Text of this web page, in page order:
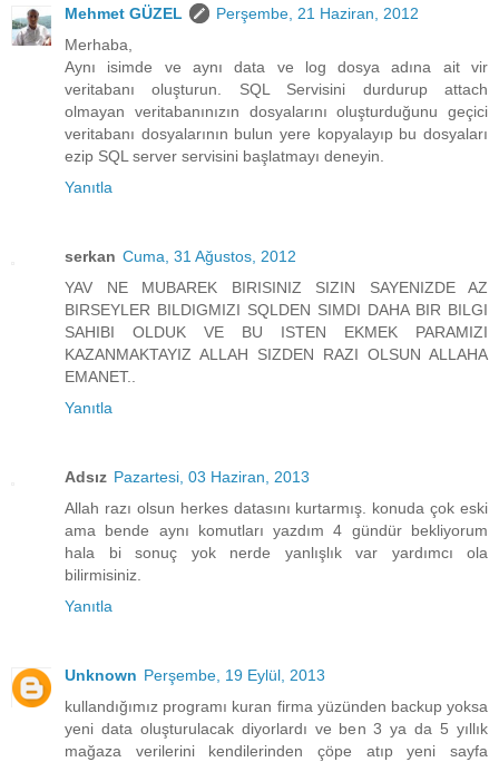
Mehmet GÜZEL
Perşembe, 21 Haziran, 2012
Merhaba,
Aynı isimde ve aynı data ve log dosya adına ait vir
veritabanı oluşturun. SQL Servisini durdurup attach
olmayan veritabanınızın dosyalarını oluşturduğunu geçici
veritabanı dosyalarının bulun yere kopyalayıp bu dosyaları
ezip SQL server servisini başlatmayı deneyin.
Yanıtla
serkan Cuma, 31 Ağustos, 2012
YAV NE MUBAREK BIRISINIZ SIZIN SAYENIZDE AZ
BIRSEYLER BILDIGMIZI SQLDEN SIMDI DAHA BIR BILGI
SAHIBI OLDUK VE BU ISTEN EKMEK PARAMIZI
KAZANMAKTAYIZ ALLAH SIZDEN RAZI OLSUN ALLAHA
EMANET..
Yanıtla
Adsız Pazartesi, 03 Haziran, 2013
Allah razı olsun herkes datasını kurtarmış. konuda çok eski
ama bende aynı komutları yazdım 4 gündür bekliyorum
hala bi sonuç yok nerde yanlışlık var yardımcı ola
bilirmisiniz.
Yanıtla
Unknown Perşembe, 19 Eylül, 2013
kullandığımız programı kuran firma yüzünden backup yoksa
yeni data oluşturulacak diyorlardı ve ben 3 ya da 5 yıllık
mağaza verilerini kendilerinden çöpe atıp yeni sayfa